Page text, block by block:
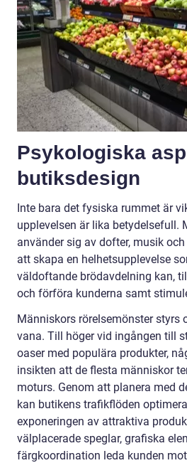
Psykologiska
butiksdesign
Inte bara det fysiska rummet är
upplevelsen är lika betydelsefull.
använder sig av dofter, musik
att skapa en helhetsupplevelse
väldoftande brödavdelning kan,
och förföra kunderna samt
Människors rörelsemönster styrs
vana. Till höger vid ingången till
oaser med populära produkter,
insikten att de flesta människor
moturs. Genom att planera med
kan butikens trafikflöden
exponeringen av attraktiva
välplacerade speglar, grafiska
färgkoordination leda kunden